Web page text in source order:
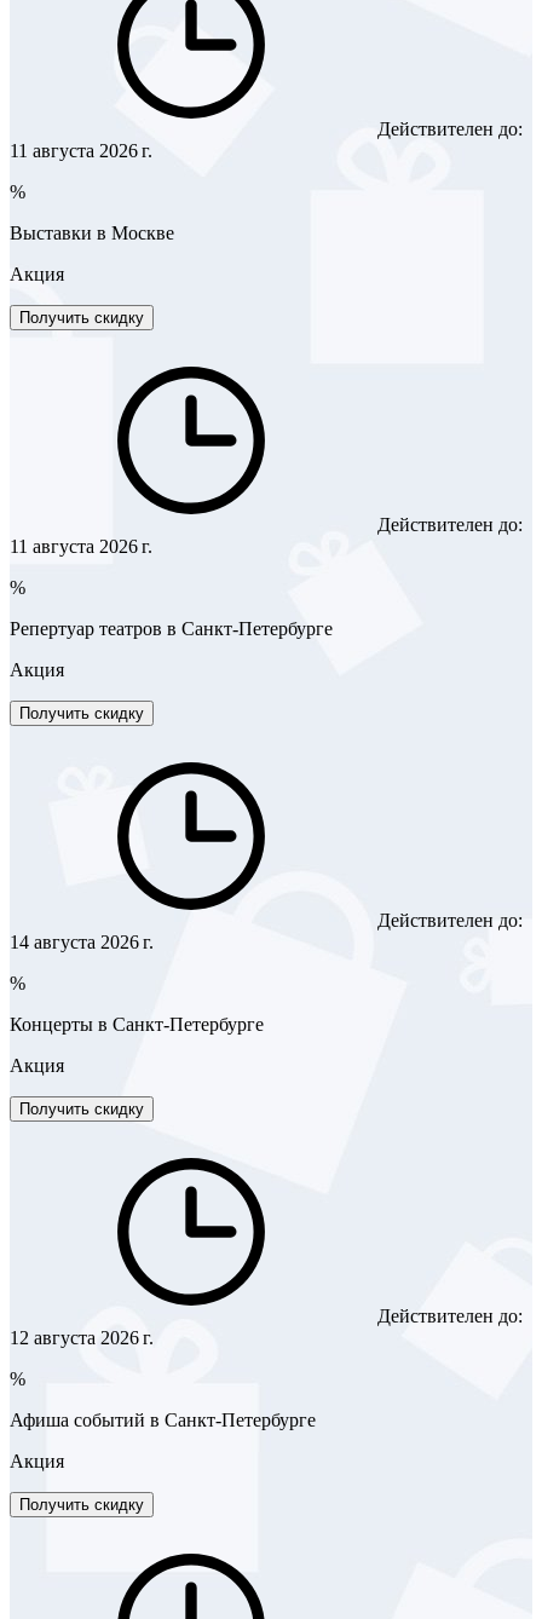
Действителен до:
11 августа 2026 г.
%
Выставки в Москве
Акция
Получить скидку
Действителен до:
11 августа 2026 г.
%
Репертуар театров в Санкт-Петербурге
Акция
Получить скидку
Действителен до:
14 августа 2026 г.
%
Концерты в Санкт-Петербурге
Акция
Получить скидку
Действителен до:
12 августа 2026 г.
%
Афиша событий в Санкт-Петербурге
Акция
Получить скидку